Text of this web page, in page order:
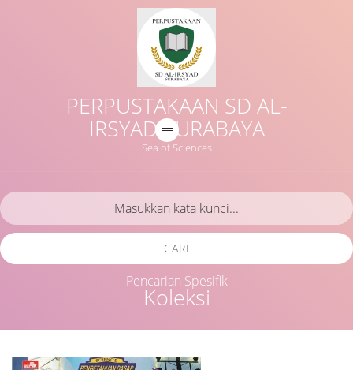
PERPUSTAKAAN SD AL-
IRSYAD SURABAYA
Sea of Sciences
Koleksi
CARI
Pencarian Spesifik